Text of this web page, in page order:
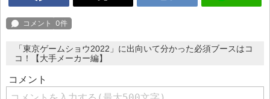
「東京ゲームショウ2022」に出向いて分かった必須ブースはコ
コ！【大手メーカー編】